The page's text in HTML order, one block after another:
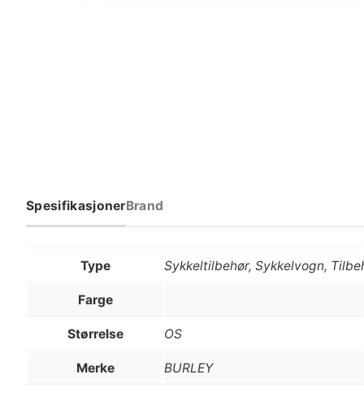
SpesifikasjonerBrand
Type Sykkeltilbehør, Sykkelvogn,
Farge
Størrelse OS
Merke BURLEY